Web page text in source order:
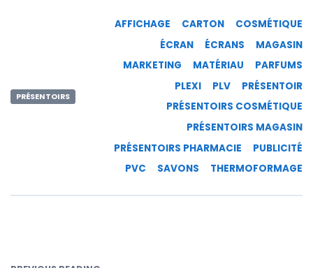
PRÉSENTOIRS
AFFICHAGE CARTON
COSMÉTIQUE
ÉCRAN
ÉCRANS
MAGASIN
MARKETING
MATÉRIAU
PARFUMS
PLEXI
PLV
PRÉSENTOIR
PRÉSENTOIRS COSMÉTIQUE
PRÉSENTOIRS MAGASIN
PRÉSENTOIRS PHARMACIE
PUBLICITÉ
PVC
SAVONS THERMOFORMAGE